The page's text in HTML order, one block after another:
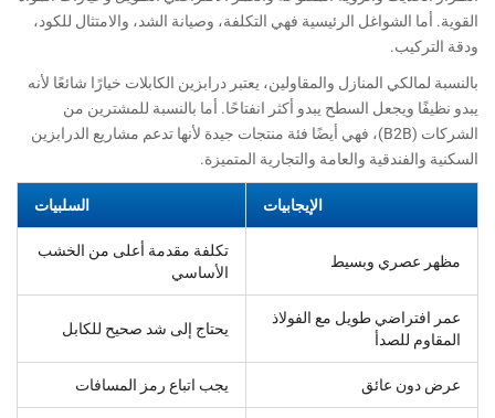
القوية. أما الشواغل الرئيسية فهي التكلفة، وصيانة الشد، والامتثال للكود،
ودقة التركيب.
بالنسبة لمالكي المنازل والمقاولين، يعتبر درابزين الكابلات خيارًا شائعًا لأنه
يبدو نظيفًا ويجعل السطح يبدو أكثر انفتاحًا. أما بالنسبة للمشترين من
الشركات (B2B)، فهي أيضًا فئة منتجات جيدة لأنها تدعم مشاريع الدرابزين
السكنية والفندقية والعامة والتجارية المتميزة.
الإيجابيات السلبيات
مظهر عصري وبسيط
تكلفة مقدمة أعلى من الخشب
الأساسي
عمر افتراضي طويل مع الفولاذ
المقاوم للصدأ
يحتاج إلى شد صحيح للكابل
عرض دون عائق يجب اتباع رمز المسافات